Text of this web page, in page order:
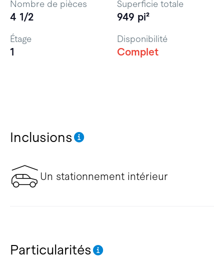
Inclusions
Un stationnement intérieur
Particularités
Nombre de pièces
4 1/2
Superficie totale
949 pi²
Étage
1
Disponibilité
Complet